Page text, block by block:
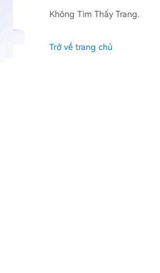
Không Tìm Thấy Trang.
Trở về trang chủ